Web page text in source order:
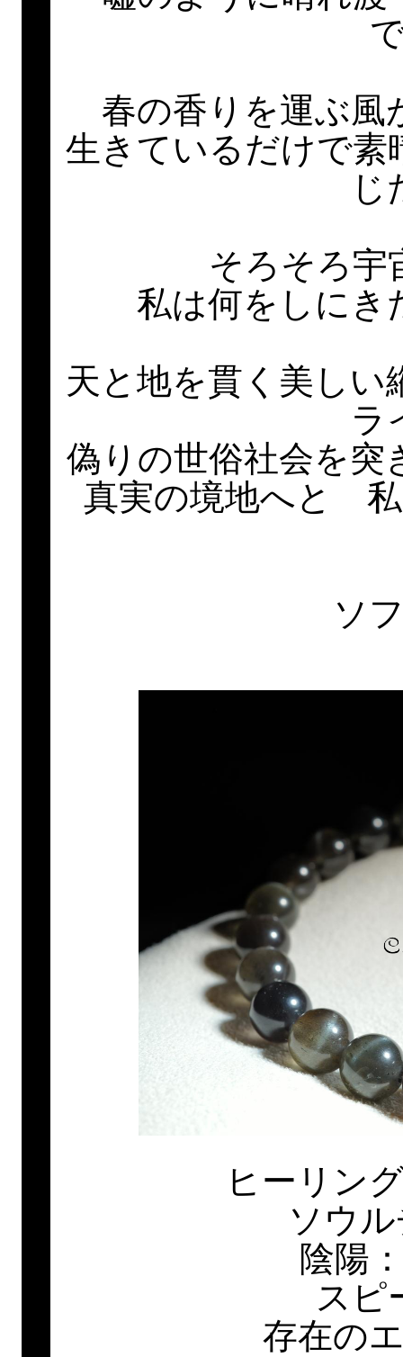
春の香りを運ぶ風
生きているだけで素
じ
そろそろ宇
私は何をしにき
天と地を貫く美し
ラ
偽りの世俗社会を突
真実の境地へと
ソ
ヒーリン
ソウ
陰陽
スピ
存在の